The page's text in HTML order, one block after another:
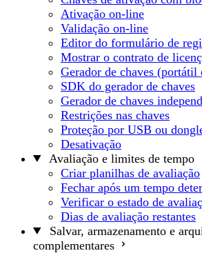
Ativação on-line
Validação on-line
Editor do formulário de
Mostrar o contrato de
Gerador de chaves (portátil
SDK do gerador de chaves
Gerador de chaves
Restrições nas chaves
Proteção por USB ou
Desativação
Avaliação e limites de tempo
Criar planilhas de avaliação
Fechar após um tempo
Verificar o estado de
Dias de avaliação restantes
Salvar, armazenamento e
complementares